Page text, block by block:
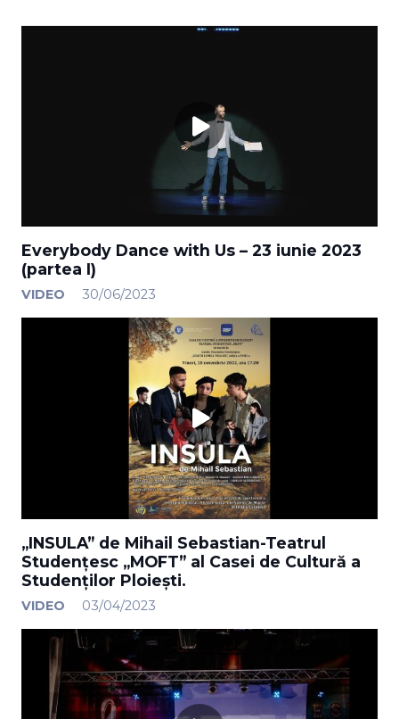
Everybody Dance with Us – 23 iunie 2023
(partea I)
VIDEO 30/06/2023
„INSULA” de Mihail Sebastian-Teatrul
Studențesc „MOFT” al Casei de Cultură a
Studenților Ploiești.
VIDEO 03/04/2023